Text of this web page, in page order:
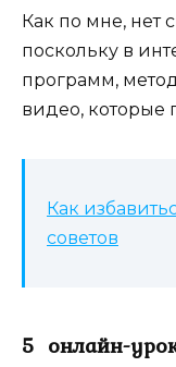
Как по мне, нет
поскольку в
программ,
видео, которые
Как
советов
5 онлайн-